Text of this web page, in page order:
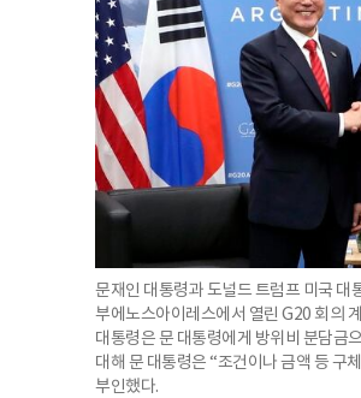
문재인 대통령과 도널드 트럼프 미국
부에노스아이레스에서 열린 G20 회의
대통령은 문 대통령에게 방위비 분담금
대해 문 대통령은 “조건이나 금액 등 구
부인했다.